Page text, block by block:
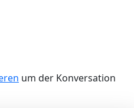
um der Konversation